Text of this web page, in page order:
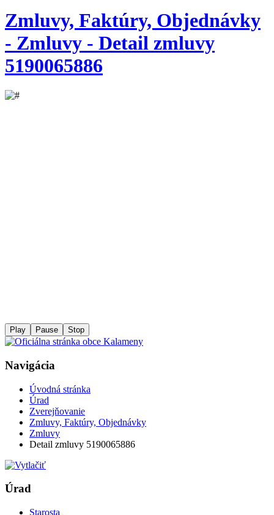
Zmluvy, Faktúry, Objednávky
- Zmluvy - Detail zmluvy
5190065886
Play Pause Stop
Navigácia
Úvodná stránka
Úrad
Zverejňovanie
Zmluvy, Faktúry, Objednávky
Zmluvy
Detail zmluvy 5190065886
Úrad
Starosta